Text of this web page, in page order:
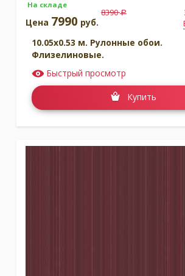
На складе
Цена 7990 руб.
8390a
10.05x0.53 м. Рулонные обои.
Флизелиновые.
Быстрый просмотр
Купить